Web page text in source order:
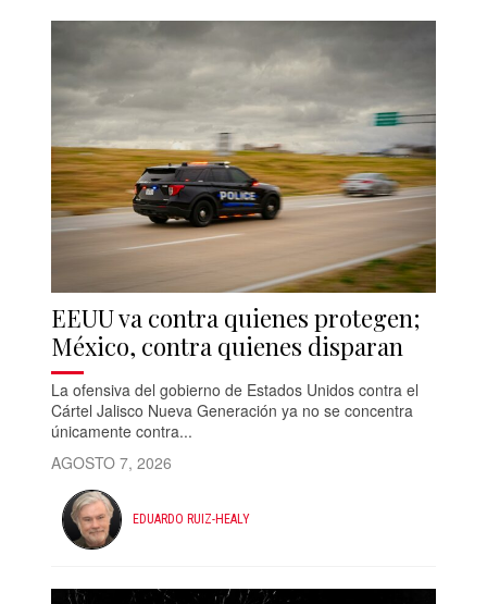
EEUU va contra quienes protegen;
México, contra quienes disparan
La ofensiva del gobierno de Estados Unidos contra el
Cártel Jalisco Nueva Generación ya no se concentra
únicamente contra...
AGOSTO 7, 2026
EDUARDO RUIZ-HEALY